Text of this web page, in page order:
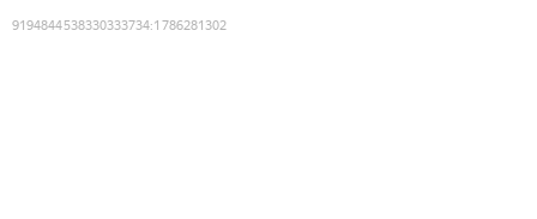
9194844538330333734:1786281302